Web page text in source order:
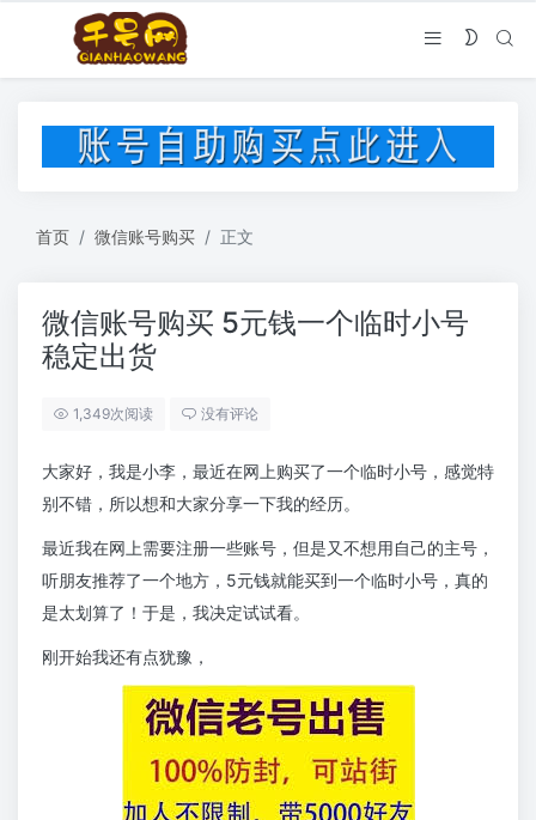
首页 微信账号购买 正文
微信账号购买 5元钱一个临时小号
稳定出货
1,349次阅读 没有评论
大家好，我是小李，最近在网上购买了一个临时小号，感觉特
别不错，所以想和大家分享一下我的经历。
最近我在网上需要注册一些账号，但是又不想用自己的主号，
听朋友推荐了一个地方，5元钱就能买到一个临时小号，真的
是太划算了！于是，我决定试试看。
刚开始我还有点犹豫，